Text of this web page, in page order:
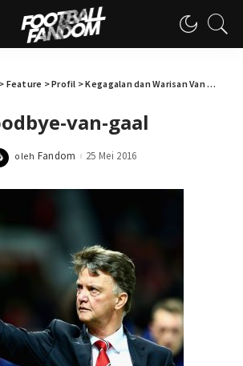
Feature >Profil >Kegagalan dan Warisan Van Gaal
van-gaal
Posted
oleh Fandom 25 Mei 2016